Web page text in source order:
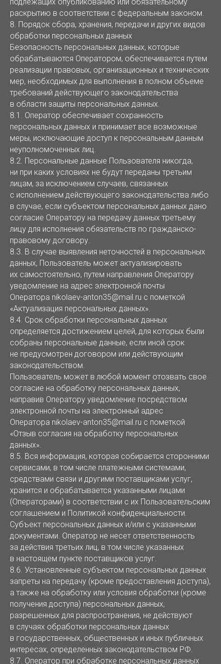
раскрытию в соответствии с федеральным законом.
8. Порядок сбора, хранения, передачи и других видов
обработки персональных данных
Безопасность персональных данных, которые
обрабатываются Оператором, обеспечивается путем
реализации правовых, организационных и технических
мер, необходимых для выполнения в полном объеме
требований действующего законодательства
в области защиты персональных данных.
8.1. Оператор обеспечивает сохранность
персональных данных и принимает все возможные
меры, исключающие доступ к персональным данным
неуполномоченных лиц.
8.2. Персональные данные Пользователя никогда,
ни при каких условиях не будут переданы третьим
лицам, за исключением случаев, связанных
с исполнением действующего законодательства либо
в случае, если субъектом персональных данных дано
согласие Оператору на передачу данных третьему
лицу для исполнения обязательств по гражданско-
правовому договору.
8.3. В случае выявления неточностей в персональных
данных, Пользователь может актуализировать
их самостоятельно, путем направления Оператору
уведомление на адрес электронной почты
Оператора nikolaev-anton35@mail.ru с пометкой
«Актуализация персональных данных».
8.4. Срок обработки персональных данных
определяется достижением целей, для которых были
собраны персональные данные, если иной срок
не предусмотрен договором или действующим
законодательством.
Пользователь может в любой момент отозвать свое
согласие на обработку персональных данных,
направив Оператору уведомление посредством
электронной почты на электронный адрес
Оператора nikolaev-anton35@mail.ru с пометкой
«Отзыв согласия на обработку персональных
данных».
8.5. Вся информация, которая собирается сторонними
сервисами, в том числе платежными системами,
средствами связи и другими поставщиками услуг,
хранится и обрабатывается указанными лицами
(Операторами) в соответствии с их Пользовательским
соглашением и Политикой конфиденциальности.
Субъект персональных данных и/или с указанными
документами. Оператор не несет ответственность
за действия третьих лиц, в том числе указанных
в настоящем пункте поставщиков услуг.
8.6. Установленные субъектом персональных данных
запреты на передачу (кроме предоставления доступа),
а также на обработку или условия обработки (кроме
получения доступа) персональных данных,
разрешенных для распространения, не действуют
в случаях обработки персональных данных
в государственных, общественных и иных публичных
интересах, определенных законодательством РФ.
8.7. Оператор при обработке персональных данных